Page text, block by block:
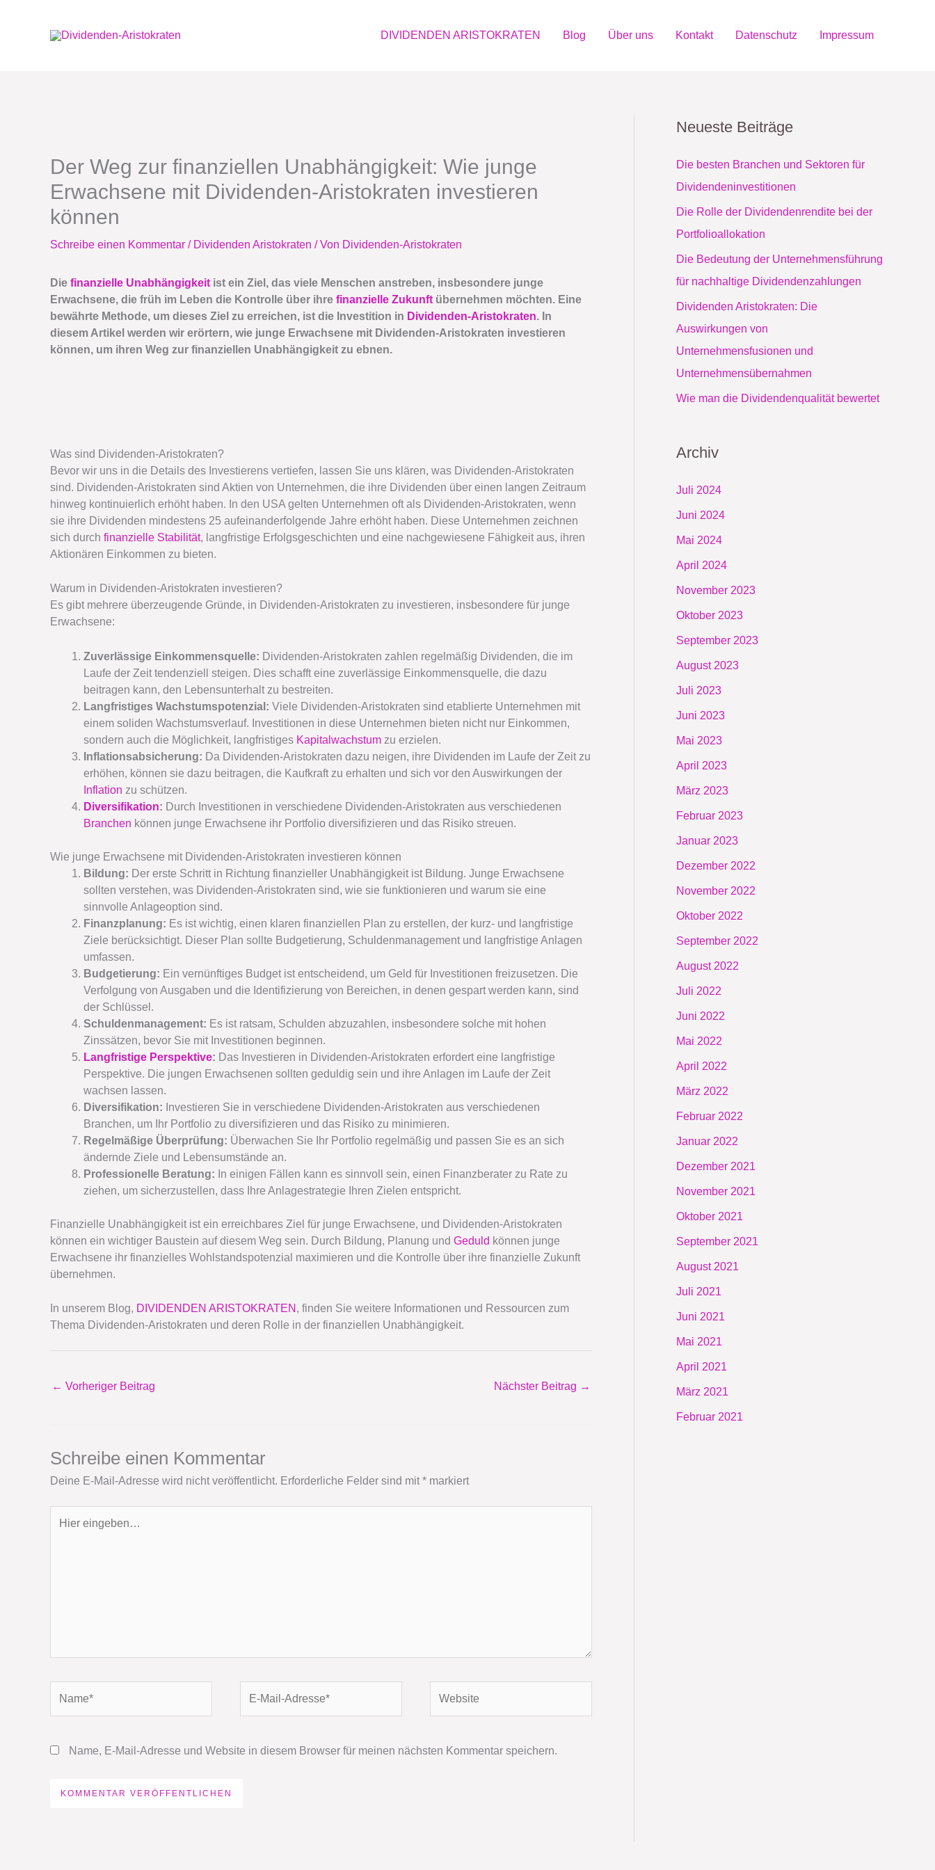
DIVIDENDEN ARISTOKRATEN Blog Über uns Kontakt Datenschutz Impressum
Der Weg zur finanziellen Unabhängigkeit: Wie junge
Erwachsene mit Dividenden-Aristokraten investieren
können
Schreibe einen Kommentar / Dividenden Aristokraten / Von Dividenden-Aristokraten
Die finanzielle Unabhängigkeit ist ein Ziel, das viele Menschen anstreben, insbesondere junge
Erwachsene, die früh im Leben die Kontrolle über ihre finanzielle Zukunft übernehmen möchten. Eine
bewährte Methode, um dieses Ziel zu erreichen, ist die Investition in Dividenden-Aristokraten. In
diesem Artikel werden wir erörtern, wie junge Erwachsene mit Dividenden-Aristokraten investieren
können, um ihren Weg zur finanziellen Unabhängigkeit zu ebnen.
Was sind Dividenden-Aristokraten?
Bevor wir uns in die Details des Investierens vertiefen, lassen Sie uns klären, was Dividenden-Aristokraten
sind. Dividenden-Aristokraten sind Aktien von Unternehmen, die ihre Dividenden über einen langen Zeitraum
hinweg kontinuierlich erhöht haben. In den USA gelten Unternehmen oft als Dividenden-Aristokraten, wenn
sie ihre Dividenden mindestens 25 aufeinanderfolgende Jahre erhöht haben. Diese Unternehmen zeichnen
sich durch finanzielle Stabilität, langfristige Erfolgsgeschichten und eine nachgewiesene Fähigkeit aus, ihren
Aktionären Einkommen zu bieten.
Warum in Dividenden-Aristokraten investieren?
Es gibt mehrere überzeugende Gründe, in Dividenden-Aristokraten zu investieren, insbesondere für junge
Erwachsene:
Zuverlässige Einkommensquelle: Dividenden-Aristokraten zahlen regelmäßig Dividenden, die im
Laufe der Zeit tendenziell steigen. Dies schafft eine zuverlässige Einkommensquelle, die dazu
beitragen kann, den Lebensunterhalt zu bestreiten.
Langfristiges Wachstumspotenzial: Viele Dividenden-Aristokraten sind etablierte Unternehmen mit
einem soliden Wachstumsverlauf. Investitionen in diese Unternehmen bieten nicht nur Einkommen,
sondern auch die Möglichkeit, langfristiges Kapitalwachstum zu erzielen.
Inflationsabsicherung: Da Dividenden-Aristokraten dazu neigen, ihre Dividenden im Laufe der Zeit zu
erhöhen, können sie dazu beitragen, die Kaufkraft zu erhalten und sich vor den Auswirkungen der
Inflation zu schützen.
Diversifikation: Durch Investitionen in verschiedene Dividenden-Aristokraten aus verschiedenen
Branchen können junge Erwachsene ihr Portfolio diversifizieren und das Risiko streuen.
Wie junge Erwachsene mit Dividenden-Aristokraten investieren können
Bildung: Der erste Schritt in Richtung finanzieller Unabhängigkeit ist Bildung. Junge Erwachsene
sollten verstehen, was Dividenden-Aristokraten sind, wie sie funktionieren und warum sie eine
sinnvolle Anlageoption sind.
Finanzplanung: Es ist wichtig, einen klaren finanziellen Plan zu erstellen, der kurz- und langfristige
Ziele berücksichtigt. Dieser Plan sollte Budgetierung, Schuldenmanagement und langfristige Anlagen
umfassen.
Budgetierung: Ein vernünftiges Budget ist entscheidend, um Geld für Investitionen freizusetzen. Die
Verfolgung von Ausgaben und die Identifizierung von Bereichen, in denen gespart werden kann, sind
der Schlüssel.
Schuldenmanagement: Es ist ratsam, Schulden abzuzahlen, insbesondere solche mit hohen
Zinssätzen, bevor Sie mit Investitionen beginnen.
Langfristige Perspektive: Das Investieren in Dividenden-Aristokraten erfordert eine langfristige
Perspektive. Die jungen Erwachsenen sollten geduldig sein und ihre Anlagen im Laufe der Zeit
wachsen lassen.
Diversifikation: Investieren Sie in verschiedene Dividenden-Aristokraten aus verschiedenen
Branchen, um Ihr Portfolio zu diversifizieren und das Risiko zu minimieren.
Regelmäßige Überprüfung: Überwachen Sie Ihr Portfolio regelmäßig und passen Sie es an sich
ändernde Ziele und Lebensumstände an.
Professionelle Beratung: In einigen Fällen kann es sinnvoll sein, einen Finanzberater zu Rate zu
ziehen, um sicherzustellen, dass Ihre Anlagestrategie Ihren Zielen entspricht.
Finanzielle Unabhängigkeit ist ein erreichbares Ziel für junge Erwachsene, und Dividenden-Aristokraten
können ein wichtiger Baustein auf diesem Weg sein. Durch Bildung, Planung und Geduld können junge
Erwachsene ihr finanzielles Wohlstandspotenzial maximieren und die Kontrolle über ihre finanzielle Zukunft
übernehmen.
In unserem Blog, DIVIDENDEN ARISTOKRATEN , finden Sie weitere Informationen und Ressourcen zum
Thema Dividenden-Aristokraten und deren Rolle in der finanziellen Unabhängigkeit.
← Vorheriger Beitrag Nächster Beitrag →
Schreibe einen Kommentar
Deine E-Mail-Adresse wird nicht veröffentlicht. Erforderliche Felder sind mit * markiert
eingeben…
Mail-
Name, E-Mail-Adresse und Website in diesem Browser für meinen nächsten Kommentar speichern.
Neueste Beiträge
Die besten Branchen und Sektoren für
Dividendeninvestitionen
Die Rolle der Dividendenrendite bei der
Portfolioallokation
Die Bedeutung der Unternehmensführung
für nachhaltige Dividendenzahlungen
Dividenden Aristokraten: Die
Auswirkungen von
Unternehmensfusionen und
Unternehmensübernahmen
Wie man die Dividendenqualität bewertet
Archiv
Juli 2024
Juni 2024
Mai 2024
April 2024
November 2023
Oktober 2023
September 2023
August 2023
Juli 2023
Juni 2023
Mai 2023
April 2023
März 2023
Februar 2023
Januar 2023
Dezember 2022
November 2022
Oktober 2022
September 2022
August 2022
Juli 2022
Juni 2022
Mai 2022
April 2022
März 2022
Februar 2022
Januar 2022
Dezember 2021
November 2021
Oktober 2021
September 2021
August 2021
Juli 2021
Juni 2021
Mai 2021
April 2021
März 2021
Februar 2021